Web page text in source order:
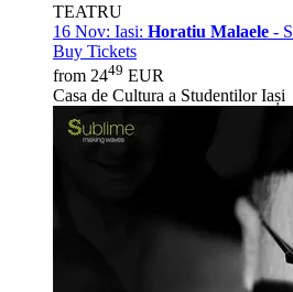
TEATRU
16 Nov: Iasi: Horatiu Malaele -
Buy Tickets
from 2449 EUR
Casa de Cultura a Studentilor Iași